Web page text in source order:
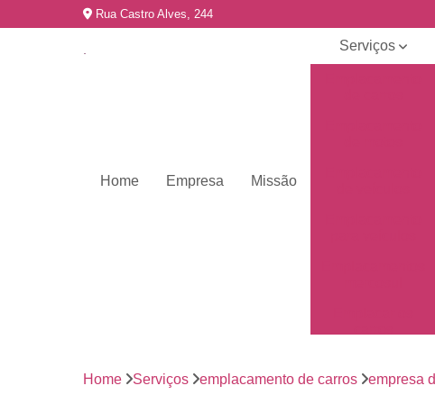
Rua Castro Alves, 244
Home Empresa Missão
Serviços
emplacamento
Home Serviços emplacamento de carros empresa